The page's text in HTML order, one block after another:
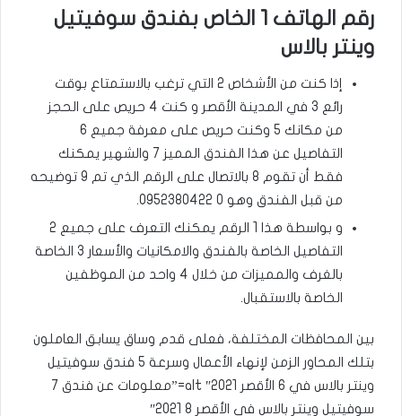
رقم الهاتف 1 الخاص بفندق سوفيتيل
وينتر بالاس
إذا كنت من الأشخاص 2 التي ترغب بالاستمتاع بوقت
رائع 3 في المدينة الأقصر و كنت 4 حريص على الحجز
من مكانك 5 وكنت حريص على معرفة جميع 6
التفاصيل عن هذا الفندق المميز 7 والشهير يمكنك
فقط أن تقوم 8 بالاتصال على الرقم الذي تم 9 توضيحه
من قبل الفندق وهو 0 0952380422.
و بواسطة هذا 1 الرقم يمكنك التعرف على جميع 2
التفاصيل الخاصة بالفندق والامكانيات والأسعار 3 الخاصة
بالغرف والمميزات من خلال 4 واحد من الموظفين
الخاصة بالاستقبال.
بين المحافظات المختلفة، فعلى قدم وساق يسابق العاملون
بتلك المحاور الزمن لإنهاء الأعمال وسرعة 5 فندق سوفيتيل
وينتر بالاس في 6 الأقصر 2021″ alt=”معلومات عن فندق 7
سوفيتيل وينتر بالاس في الأقصر 8 2021″